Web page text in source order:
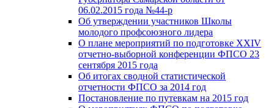
06.02.2015 года №44-р
Об утверждении участников Школы
молодого профсоюзного лидера
О плане мероприятий по подготовке XXIV
отчетно-выборной конференции ФПСО 23
сентября 2015 года
Об итогах сводной статистической
отчетности ФПСО за 2014 год
Постановление по путевкам на 2015 год